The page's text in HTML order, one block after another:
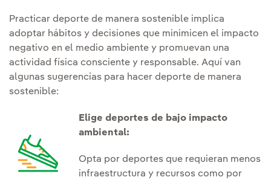
Practicar deporte de manera sostenible implica
adoptar hábitos y decisiones que minimicen el impacto
negativo en el medio ambiente y promuevan una
actividad física consciente y responsable. Aquí van
algunas sugerencias para hacer deporte de manera
sostenible:
Elige deportes de bajo impacto
ambiental:
Opta por deportes que requieran menos
infraestructura y recursos como por